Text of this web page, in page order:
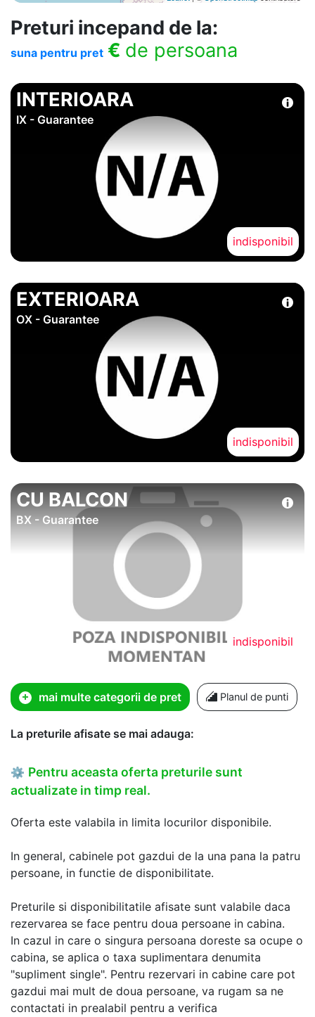
Preturi incepand de la:
suna pentru pret € de persoana
INTERIOARA
IX - Guarantee
indisponibil
EXTERIOARA
OX - Guarantee
indisponibil
CU BALCON
BX - Guarantee
indisponibil
mai multe categorii de pret Planul de punti
La preturile afisate se mai adauga:
⚙ Pentru aceasta oferta preturile sunt
actualizate in timp real.
Oferta este valabila in limita locurilor disponibile.
In general, cabinele pot gazdui de la una pana la patru
persoane, in functie de disponibilitate.
Preturile si disponibilitatile afisate sunt valabile daca
rezervarea se face pentru doua persoane in cabina.
In cazul in care o singura persoana doreste sa ocupe o
cabina, se aplica o taxa suplimentara denumita
"supliment single". Pentru rezervari in cabine care pot
gazdui mai mult de doua persoane, va rugam sa ne
contactati in prealabil pentru a verifica